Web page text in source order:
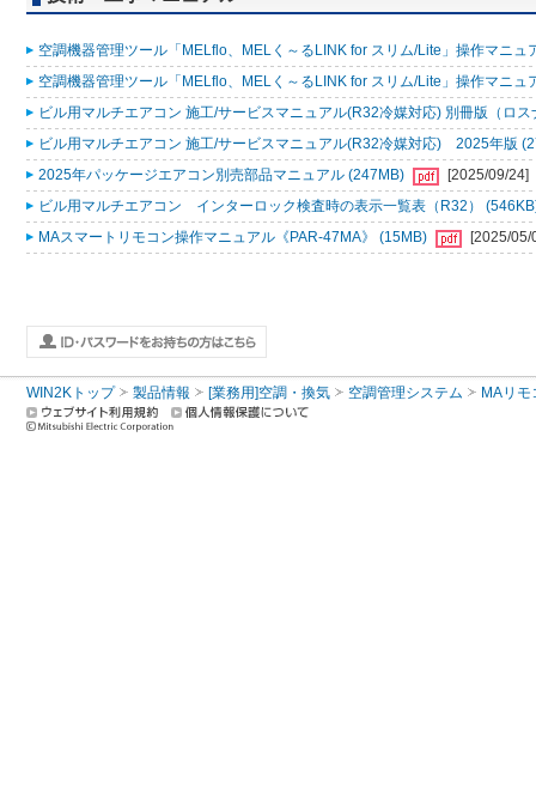
空調機器管理ツール「MELflo、MELく～るLINK for スリム/Lite」操作マニュ
空調機器管理ツール「MELflo、MELく～るLINK for スリム/Lite」操作マニュ
ビル用マルチエアコン 施工/サービスマニュアル(R32冷媒対応) 別冊版（ロ
ビル用マルチエアコン 施工/サービスマニュアル(R32冷媒対応) 2025年版
2025年パッケージエアコン別売部品マニュアル (247MB)
[2025/09/24]
ビル用マルチエアコン インターロック検査時の表示一覧表（R32）
MAスマートリモコン操作マニュアル《PAR-47MA》 (15MB)
[2025/05/
WIN2Kトップ 製品情報 [業務用]空調・換気 空調管理システム MAリモ